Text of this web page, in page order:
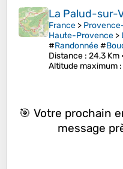
La Palud-sur-
France >
Haute-Provence >
#Randonnée#
Distance : 24,3 Km
Altitude maximum
🎯 Votre prochain
message